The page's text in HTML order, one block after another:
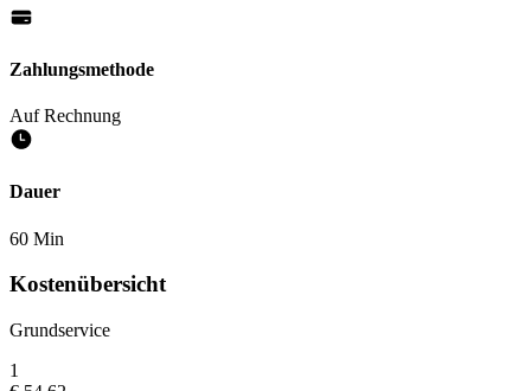
Zahlungsmethode
Auf Rechnung
Dauer
60 Min
Kostenübersicht
Grundservice
1